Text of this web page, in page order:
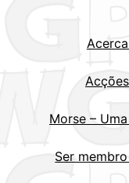
Morse –
Ser